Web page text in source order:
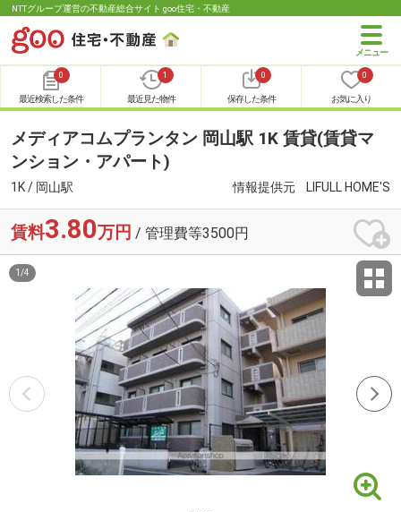
NTTグループ運営の不動産総合サイト goo住宅・不動産
0
最近検索した条件
1
最近見た物件
0
保存した条件
0
お気に入り
メディアコムプランタン 岡山駅 1K 賃貸(賃貸マ
ンション・アパート)
1K / 岡山駅 情報提供元 LIFULL HOME'S
賃料3.80万円 / 管理費等3500円
1 /4